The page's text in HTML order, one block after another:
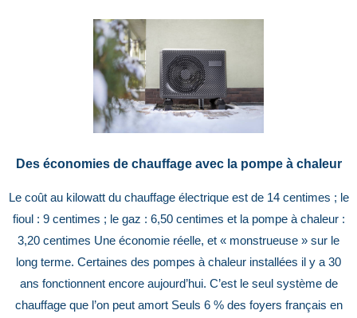
Des économies de chauffage avec la pompe à chaleur
Le coût au kilowatt du chauffage électrique est de 14 centimes ; le
fioul : 9 centimes ; le gaz : 6,50 centimes et la pompe à chaleur :
3,20 centimes Une économie réelle, et « monstrueuse » sur le
long terme. Certaines des pompes à chaleur installées il y a 30
ans fonctionnent encore aujourd’hui. C’est le seul système de
chauffage que l’on peut amort Seuls 6 % des foyers français en